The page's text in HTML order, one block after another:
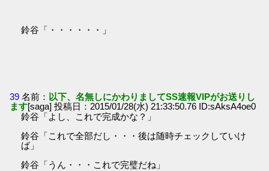
鈴谷「・・・・・・」
39 名前： 以下、名無しにかわりましてSS速報VIPがお送りし
ます[saga] 投稿日：2015/01/28(水) 21:33:50.76 ID:sAksA4oe0
鈴谷「よし、これで完成かな？」
鈴谷「これで全部だし・・・後は随時チェックしていけ
ば」
鈴谷「うん・・・これで完璧だね」